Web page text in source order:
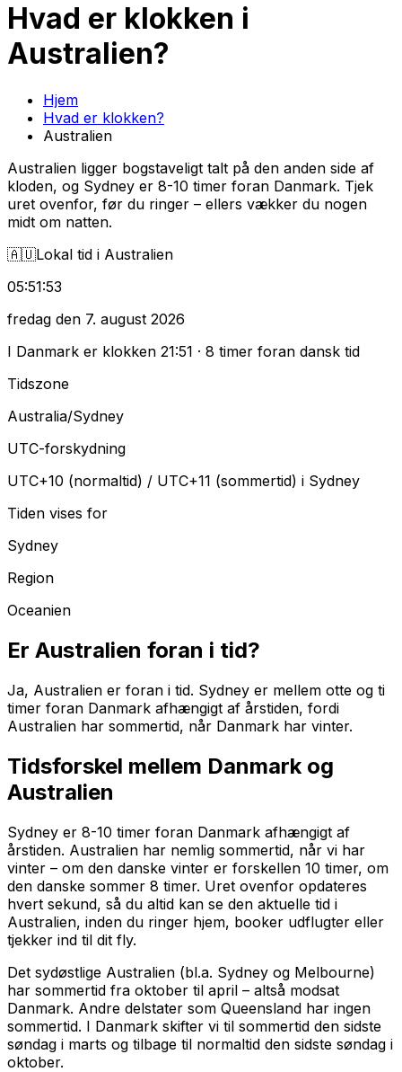
Hvad er klokken i
Australien?
Hjem
Hvad er klokken?
Australien
Australien ligger bogstaveligt talt på den anden side af
kloden, og Sydney er 8-10 timer foran Danmark. Tjek
uret ovenfor, før du ringer – ellers vækker du nogen
midt om natten.
🇦🇺Lokal tid i Australien
05:51:54
fredag den 7. august 2026
I Danmark er klokken 21:51 · 8 timer foran dansk tid
Tidszone
Australia/Sydney
UTC-forskydning
UTC+10 (normaltid) / UTC+11 (sommertid) i Sydney
Tiden vises for
Sydney
Region
Oceanien
Er Australien foran i tid?
Ja, Australien er foran i tid. Sydney er mellem otte og ti
timer foran Danmark afhængigt af årstiden, fordi
Australien har sommertid, når Danmark har vinter.
Tidsforskel mellem Danmark og
Australien
Sydney er 8-10 timer foran Danmark afhængigt af
årstiden. Australien har nemlig sommertid, når vi har
vinter – om den danske vinter er forskellen 10 timer, om
den danske sommer 8 timer. Uret ovenfor opdateres
hvert sekund, så du altid kan se den aktuelle tid i
Australien, inden du ringer hjem, booker udflugter eller
tjekker ind til dit fly.
Det sydøstlige Australien (bl.a. Sydney og Melbourne)
har sommertid fra oktober til april – altså modsat
Danmark. Andre delstater som Queensland har ingen
sommertid. I Danmark skifter vi til sommertid den sidste
søndag i marts og tilbage til normaltid den sidste søndag i
oktober.